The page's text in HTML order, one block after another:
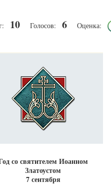
10 Голосов: 6 Оценка:
со святителем Иоанном
Златоустом
7 сентября
Фредерика де Грааф